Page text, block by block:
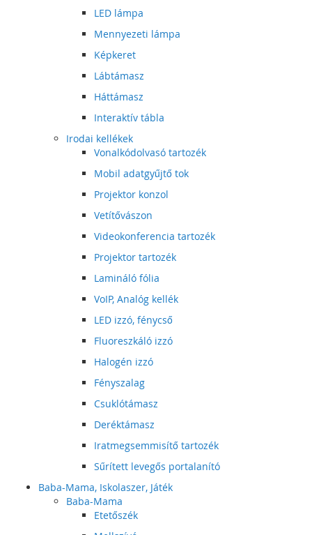
LED lámpa
Mennyezeti lámpa
Képkeret
Lábtámasz
Háttámasz
Interaktív tábla
Irodai kellékek
Vonalkódolvasó tartozék
Mobil adatgyűjtő tok
Projektor konzol
Vetítővászon
Videokonferencia tartozék
Projektor tartozék
Lamináló fólia
VoIP, Analóg kellék
LED izzó, fénycső
Fluoreszkáló izzó
Halogén izzó
Fényszalag
Csuklótámasz
Deréktámasz
Iratmegsemmisítő tartozék
Sűrített levegős portalanító
Baba-Mama, Iskolaszer, Játék
Baba-Mama
Etetőszék